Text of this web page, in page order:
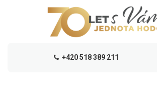
+420 518 389 211